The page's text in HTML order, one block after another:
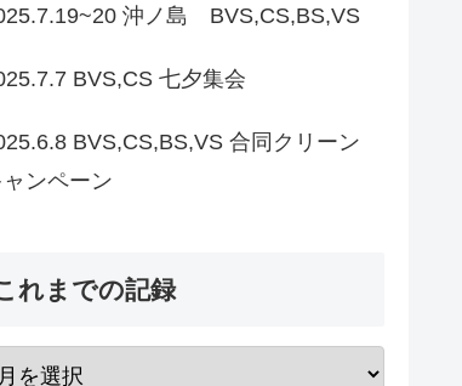
沖ノ島 BVS,CS,BS,VS
BVS,CS 七夕集会
BVS,CS,BS,VS 合同クリーン
ャンペーン
れまでの記録